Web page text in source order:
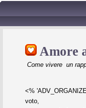
Amore
Come vivere un
<%
voto,